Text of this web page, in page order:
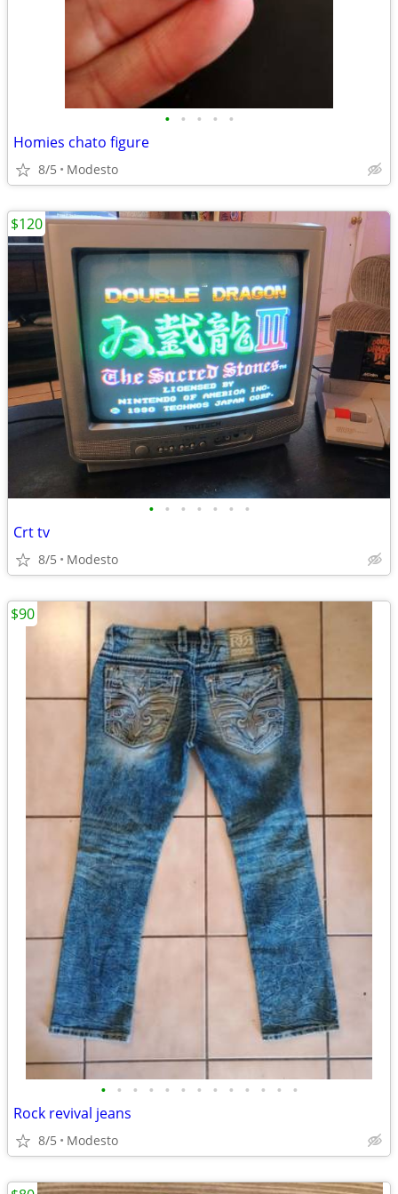
• • • • •
Homies chato figure
8/5 Modesto
• • • • • • •
Crt tv
8/5 Modesto
$120
• • • • • • • • • • • • •
Rock revival jeans
8/5 Modesto
$90